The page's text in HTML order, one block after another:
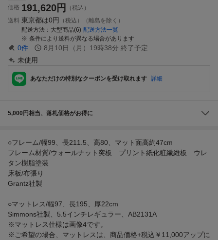
価格 191,620円
（税込）
送料 東京都は0円
（税込）（離島を除く）
配送方法
大型商品(6) 配送方法一覧
条件により送料が異なる場合があります
0件 8月10日（月）19時38分 終了予定
未使用
あなただけの特別なクーポンを受け取れます 詳細
5,000円相当、落札価格がお得に
○フレーム/幅99、長211.5、高80、マット面高約47cm
フレーム材質/ウォールナット突板 プリント紙化粧繊維板 ウレ
タン樹脂塗装
床板/布張り
Grantz社製
○マットレス/幅97、長195、厚22cm
Simmons社製、5.5インチレギュラー、AB2131A
※マットレス仕様は画像4です。
※ご希望の場合、マットレスは、商品価格+税込￥11,000アップに